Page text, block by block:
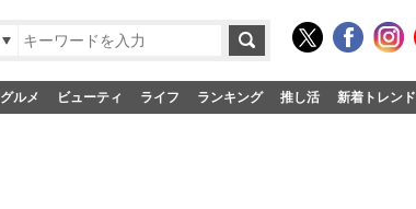
グルメ ビューティ ライフ ランキング 推し活 新着トレンド